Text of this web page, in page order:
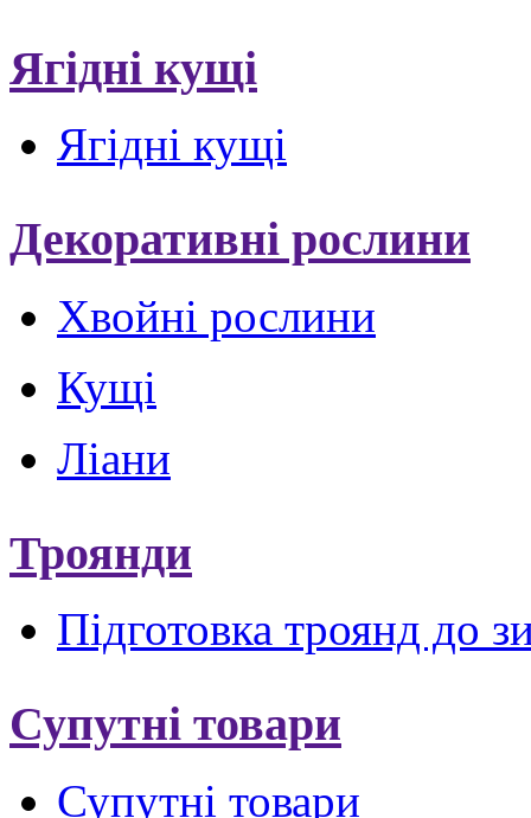
Ягідні кущі
Ягідні кущі
Декоративні рослини
Хвойні рослини
Кущі
Ліани
Троянди
Підготовка троянд до
Супутні товари
Супутні товари